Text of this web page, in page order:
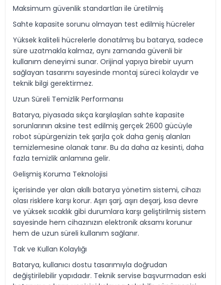
Maksimum güvenlik standartları ile üretilmiş
Sahte kapasite sorunu olmayan test edilmiş hücreler
Yüksek kaliteli hücrelerle donatılmış bu batarya, sadece
süre uzatmakla kalmaz, aynı zamanda güvenli bir
kullanım deneyimi sunar. Orijinal yapıya birebir uyum
sağlayan tasarımı sayesinde montaj süreci kolaydır ve
teknik bilgi gerektirmez.
Uzun Süreli Temizlik Performansı
Batarya, piyasada sıkça karşılaşılan sahte kapasite
sorunlarının aksine test edilmiş gerçek 2600 gücüyle
robot süpürgenizin tek şarjla çok daha geniş alanları
temizlemesine olanak tanır. Bu da daha az kesinti, daha
fazla temizlik anlamına gelir.
Gelişmiş Koruma Teknolojisi
İçerisinde yer alan akıllı batarya yönetim sistemi, cihazı
olası risklere karşı korur. Aşırı şarj, aşırı deşarj, kısa devre
ve yüksek sıcaklık gibi durumlara karşı geliştirilmiş sistem
sayesinde hem cihazınızın elektronik aksamı korunur
hem de uzun süreli kullanım sağlanır.
Tak ve Kullan Kolaylığı
Batarya, kullanıcı dostu tasarımıyla doğrudan
değiştirilebilir yapıdadır. Teknik servise başvurmadan eski